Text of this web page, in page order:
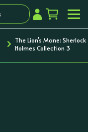
The Lion's Mane: Sherlock
Holmes Collection 3